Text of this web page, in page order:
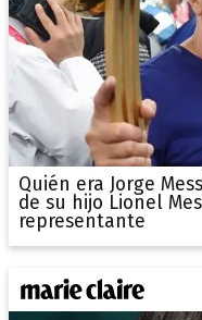
Quién era Jorge
de su hijo Lionel
representante